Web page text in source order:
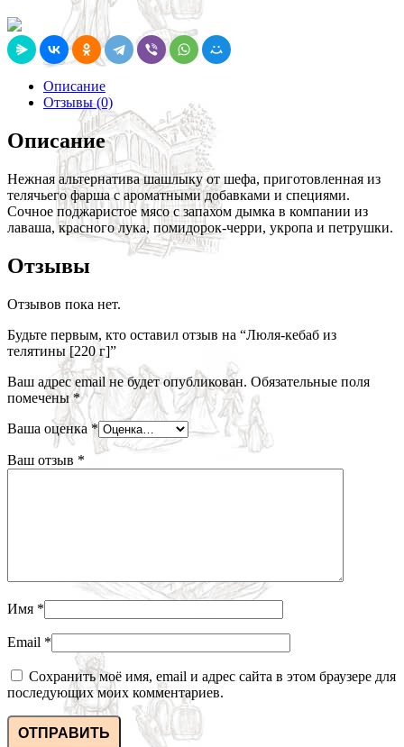
Описание
Отзывы (0)
Описание
Нежная альтернатива шашлыку от шефа, приготовленная из
телячьего фарша с ароматными добавками и специями.
Сочное поджаристое мясо с запахом дымка в компании из
лаваша, красного лука, помидорок-черри, укропа и петрушки.
Отзывы
Отзывов пока нет.
Будьте первым, кто оставил отзыв на “Люля-кебаб из
телятины [220 г]”
Ваш адрес email не будет опубликован. Обязательные поля
помечены*
Ваша оценка *
Ваш отзыв *
Имя *
Email *
Сохранить моё имя, email и адрес сайта в этом браузере для
последующих моих комментариев.